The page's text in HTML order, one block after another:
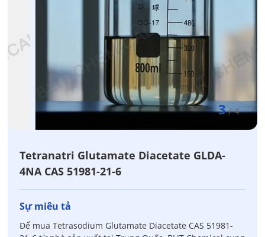
3/4
Tetranatri Glutamate Diacetate GLDA-
4NA CAS 51981-21-6
Sự miêu tả
Để mua Tetrasodium Glutamate Diacetate CAS 51981-